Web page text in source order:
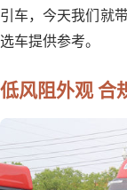
引车，今天我们就
选车提供参考。
低风阻外观 合